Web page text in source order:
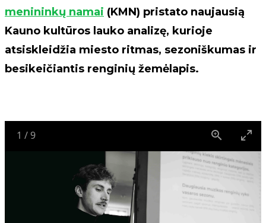
menininkų namai (KMN) pristato naujausią
Kauno kultūros lauko analizę, kurioje
atsiskleidžia miesto ritmas, sezoniškumas ir
besikeičiantis renginių žemėlapis.
1 /9